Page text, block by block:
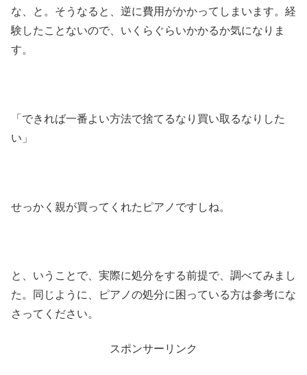
な、と。そうなると、逆に費用がかかってしまいます。経
験したことないので、いくらぐらいかかるか気になりま
す。
「できれば一番よい方法で捨てるなり買い取るなりした
い」
せっかく親が買ってくれたピアノですしね。
と、いうことで、実際に処分をする前提で、調べてみまし
た。同じように、ピアノの処分に困っている方は参考にな
さってください。
スポンサーリンク